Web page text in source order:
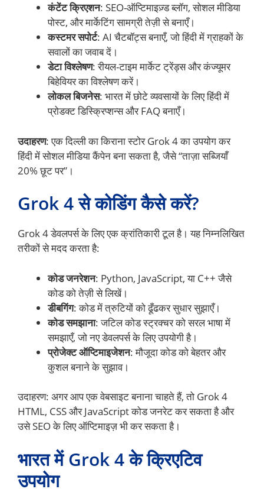
कंटेंट क्रिएशन: SEO-ऑप्टिमाइज़्ड ब्लॉग, सोशल मीडिया
पोस्ट, और मार्केटिंग सामग्री तेज़ी से बनाएँ।
कस्टमर सपोर्ट: AI चैटबॉट्स बनाएँ, जो हिंदी में ग्राहकों के
सवालों का जवाब दें।
डेटा विश्लेषण: रीयल-टाइम मार्केट ट्रेंड्स और कंज्यूमर
बिहेवियर का विश्लेषण करें।
लोकल बिजनेस: भारत में छोटे व्यवसायों के लिए हिंदी में
प्रोडक्ट डिस्क्रिप्शन्स और FAQ बनाएँ।
उदाहरण: एक दिल्ली का किराना स्टोर Grok 4 का उपयोग कर
हिंदी में सोशल मीडिया कैंपेन बना सकता है, जैसे “ताज़ा सब्जियाँ
20% छूट पर”।
Grok 4 से कोडिंग कैसे करें?
Grok 4 डेवलपर्स के लिए एक क्रांतिकारी टूल है। यह निम्नलिखित
तरीकों से मदद करता है:
कोड जनरेशन: Python, JavaScript, या C++ जैसे
कोड को तेज़ी से लिखें।
डीबगिंग: कोड में त्रुटियों को ढूँढकर सुधार सुझाएँ।
कोड समझाना: जटिल कोड स्ट्रक्चर को सरल भाषा में
समझाएँ, जो नए डेवलपर्स के लिए उपयोगी है।
प्रोजेक्ट ऑप्टिमाइजेशन: मौजूदा कोड को बेहतर और
कुशल बनाने के सुझाव।
उदाहरण: अगर आप एक वेबसाइट बनाना चाहते हैं, तो Grok 4
HTML, CSS और JavaScript कोड जनरेट कर सकता है और
उसे SEO के लिए ऑप्टिमाइज़ भी कर सकता है।
भारत में Grok 4 के क्रिएटिव
उपयोग